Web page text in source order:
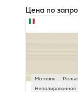
Цена по
Матовая
Неполированная